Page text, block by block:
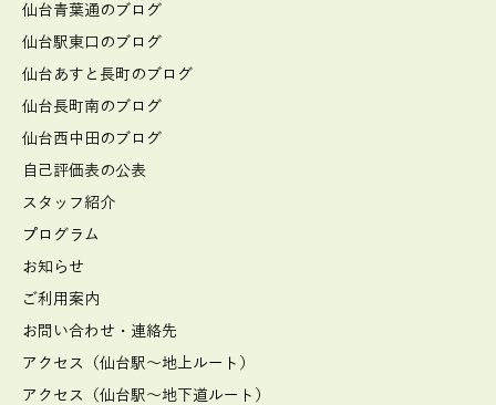
仙台青葉通のブログ
仙台駅東口のブログ
仙台あすと長町のブログ
仙台長町南のブログ
仙台西中田のブログ
自己評価表の公表
スタッフ紹介
プログラム
お知らせ
ご利用案内
お問い合わせ・連絡先
アクセス（仙台駅～地上ルート）
アクセス（仙台駅～地下道ルート）